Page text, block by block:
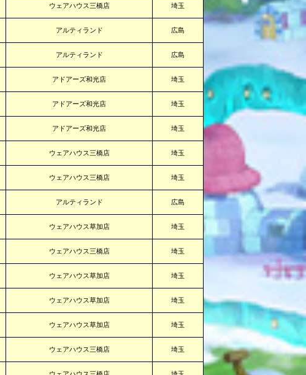
ウェアハウス三橋店 埼玉
アルティランド 広島
アルティランド 広島
アドアーズ和光店 埼玉
アドアーズ和光店 埼玉
アドアーズ和光店 埼玉
ウェアハウス三橋店 埼玉
ウェアハウス三橋店 埼玉
アルティランド 広島
ウェアハウス草加店 埼玉
ウェアハウス三橋店 埼玉
ウェアハウス草加店 埼玉
ウェアハウス草加店 埼玉
ウェアハウス草加店 埼玉
ウェアハウス三橋店 埼玉